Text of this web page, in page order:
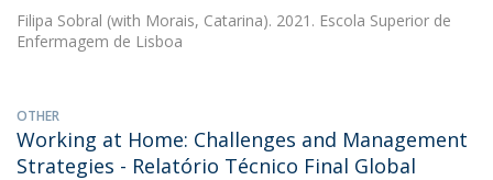
Filipa Sobral (with Morais, Catarina). 2021. Escola Superior de
Enfermagem de Lisboa
OTHER
Working at Home: Challenges and Management
Strategies - Relatório Técnico Final Global